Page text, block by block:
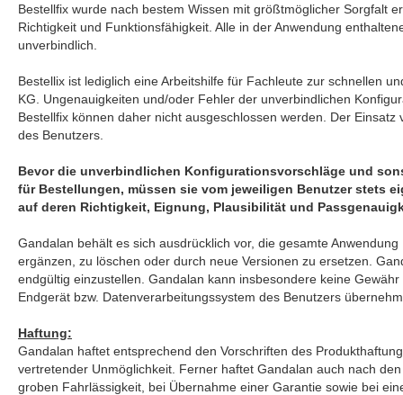
Bestellfix wurde nach bestem Wissen mit größtmöglicher Sorgfalt
Richtigkeit und Funktionsfähigkeit. Alle in der Anwendung
unverbindlich.
Bestellix ist lediglich eine Arbeitshilfe für Fachleute zur schnellen
KG. Ungenauigkeiten und/oder Fehler der unverbindlichen
Bestellfix können daher nicht ausgeschlossen werden. Der
des Benutzers.
Bevor die unverbindlichen Konfigurationsvorschläge und
für Bestellungen, müssen sie vom jeweiligen Benutzer stets
auf deren Richtigkeit, Eignung, Plausibilität und
Gandalan behält es sich ausdrücklich vor, die gesamte
ergänzen, zu löschen oder durch neue Versionen zu ersetzen.
endgültig einzustellen. Gandalan kann insbesondere keine
Endgerät bzw. Datenverarbeitungssystem des Benutzers
Haftung:
Gandalan haftet entsprechend den Vorschriften des
vertretender Unmöglichkeit. Ferner haftet Gandalan auch nach
groben Fahrlässigkeit, bei Übernahme einer Garantie sowie bei